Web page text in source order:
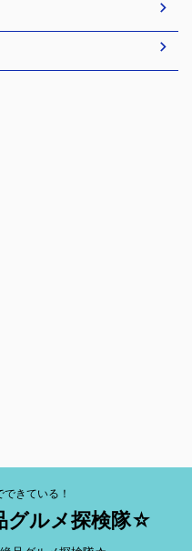
きている！
グルメ探検隊☆